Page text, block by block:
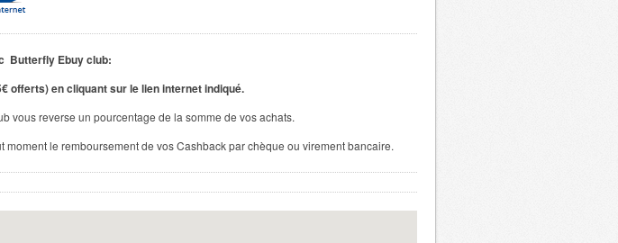
Butterfly Ebuy club:
offerts) en cliquant sur le lien internet indiqué.
vous reverse un pourcentage de la somme de vos achats.
moment le remboursement de vos Cashback par chèque ou virement bancaire.